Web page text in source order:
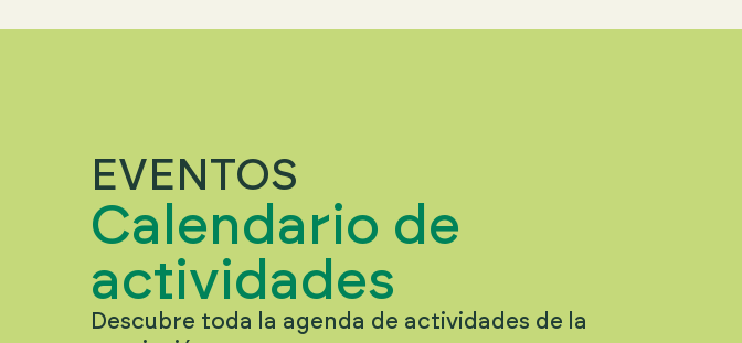
EVENTOS
Calendario de
actividades
Descubre toda la agenda de actividades de la